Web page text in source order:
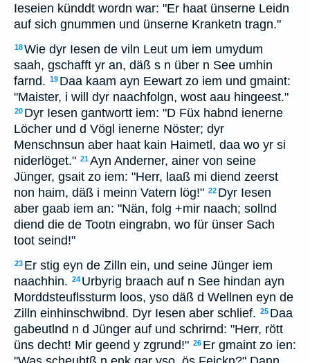
Ieseien künddt wordn war: "Er haat ünserne Leidn
auf sich gnummen und ünserne Kranketn tragn."
18Wie dyr Iesen de viln Leut um iem umydum
saah, gschafft yr an, däß s n über n See umhin
farnd. 19 Daa kaam ayn Eewart zo iem und gmaint:
"Maister, i will dyr naachfolgn, wost aau hingeest."
20 Dyr Iesen gantwortt iem: "D Füx habnd ienerne
Löcher und d Vögl ienerne Nöster; dyr
Menschnsun aber haat kain Haimetl, daa wo yr si
niderlöget." 21Ayn Anderner, ainer von seine
Jünger, gsait zo iem: "Herr, laaß mi diend zeerst
non haim, däß i meinn Vatern lög!" 22 Dyr Iesen
aber gaab iem an: "Nän, folg +mir naach; sollnd
diend die de Tootn eingrabn, wo für ünser Sach
toot seind!"
23 Er stig eyn de Zilln ein, und seine Jünger iem
naachhin. 24 Urbyrig braach auf n See hindan ayn
Morddsteuflssturm loos, yso däß d Wellnen eyn de
Zilln einhinschwibnd. Dyr Iesen aber schlief. 25 Daa
gabeutlnd n d Jünger auf und schrirnd: "Herr, rött
üns decht! Mir geend y zgrund!" 26 Er gmaint zo ien: